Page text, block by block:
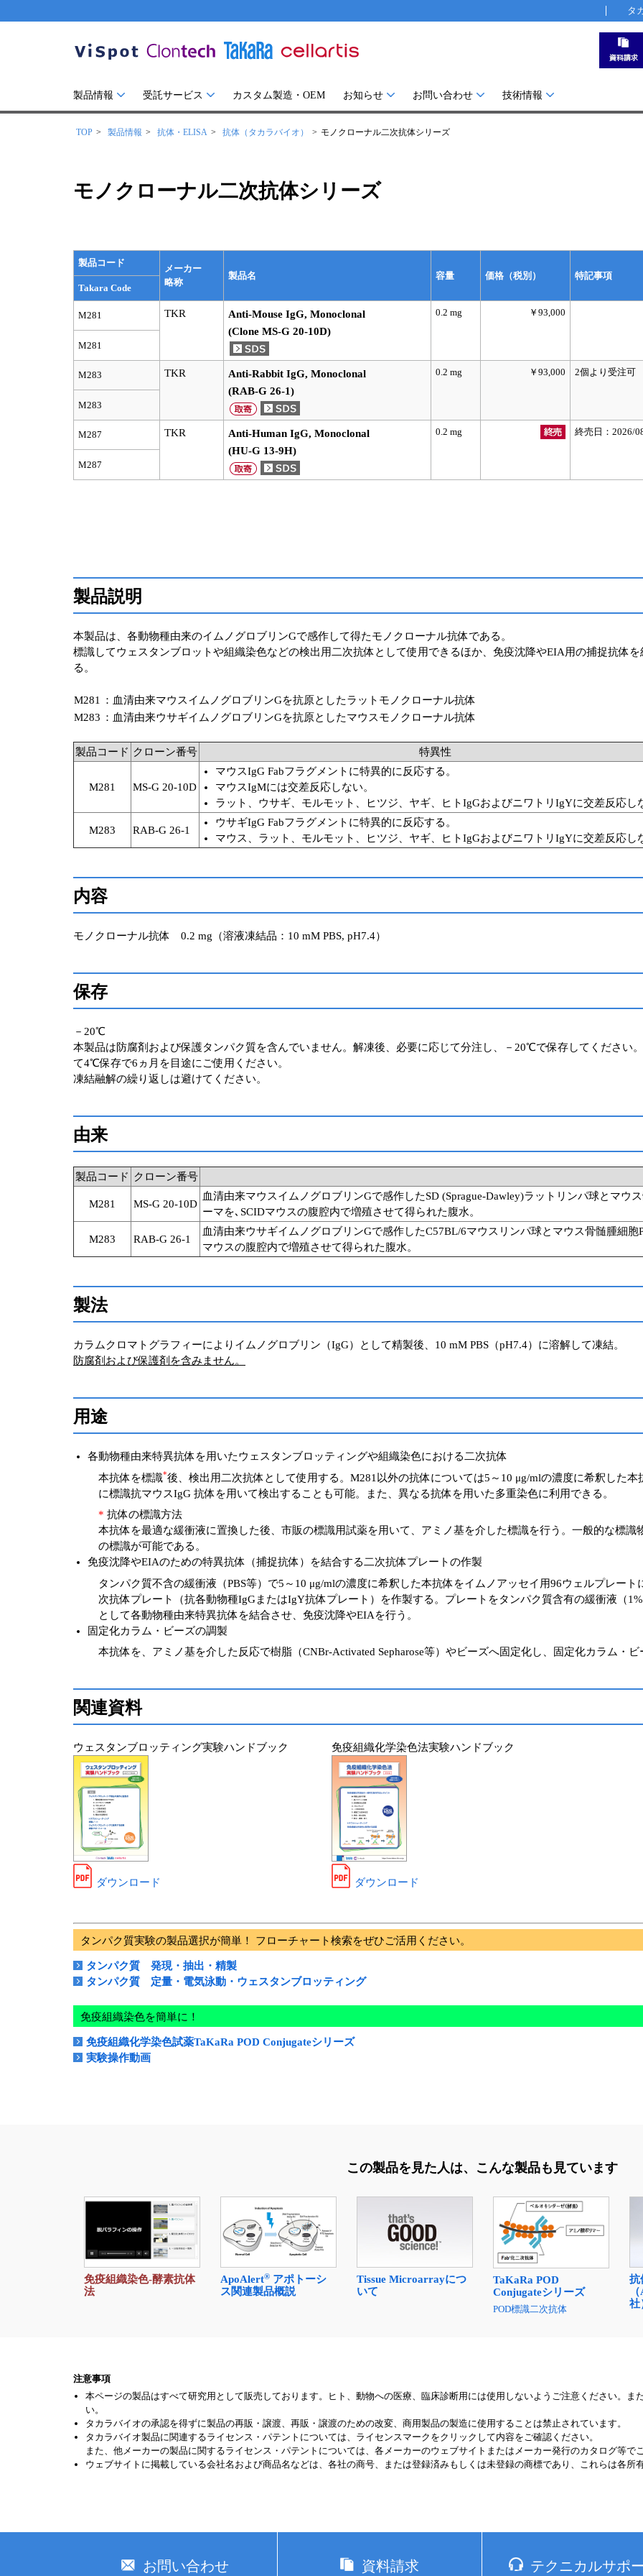
タ
製品情報 受託サービス カスタム製造・OEM お知らせ お問い合わせ 技術情報
TOP 製品情報 抗体・ELISA 抗体（タカラバイオ） モノクローナル二次抗体シリーズ
モノクローナル二次抗体シリーズ
製品コード
メーカー
略称
製品名 容量 価格（税別） 特記事項
Takara Code
M281 TKR
Anti-Mouse IgG, Monoclonal
(Clone MS-G 20-10D)
0.2 mg
￥93,000
M281
M283 TKR
Anti-Rabbit IgG, Monoclonal
(RAB-G 26-1)
0.2 mg ￥93,000
2個より受注可
M283
M287 TKR
Anti-Human IgG, Monoclonal
(HU-G 13-9H)
0.2 mg
終売日：2026/
M287
製品説明
本製品は、各動物種由来のイムノグロブリンGで感作して得たモノクローナル抗体である。
標識してウェスタンブロットや組織染色などの検出用二次抗体として使用できるほか、免疫沈降やEIA用の捕捉抗体
る。
M281
：血清由来マウスイムノグロブリンGを抗原としたラットモノクローナル抗体
M283 ：血清由来ウサギイムノグロブリンGを抗原としたマウスモノクローナル抗体
製品コード クローン番号 特異性
M281 MS-G 20-10D
マウスIgG Fabフラグメントに特異的に反応する。
マウスIgMには交差反応しない。
ラット、ウサギ、モルモット、ヒツジ、ヤギ、ヒトIgGおよびニワトリIgYに交差反応し
M283 RAB-G 26-1
ウサギIgG Fabフラグメントに特異的に反応する。
マウス、ラット、モルモット、ヒツジ、ヤギ、ヒトIgGおよびニワトリIgYに交差反応し
内容
モノクローナル抗体 0.2 mg（溶液凍結品：10 mM PBS, pH7.4）
保存
－20℃
本製品は防腐剤および保護タンパク質を含んでいません。解凍後、必要に応じて分注し、－20℃で保存してください
て4℃保存で6ヵ月を目途にご使用ください。
凍結融解の繰り返しは避けてください。
由来
製品コード クローン番号
M281 MS-G 20-10D
血清由来マウスイムノグロブリンGで感作したSD (Sprague-Dawley)ラットリンパ球とマウ
ーマを､SCIDマウスの腹腔内で増殖させて得られた腹水。
M283 RAB-G 26-1
血清由来ウサギイムノグロブリンGで感作したC57BL/6マウスリンパ球とマウス骨髄腫細
マウスの腹腔内で増殖させて得られた腹水。
製法
カラムクロマトグラフィーによりイムノグロブリン（IgG）として精製後、10 mM PBS（pH7.4）に溶解して凍結。
防腐剤および保護剤を含みません。
用途
各動物種由来特異抗体を用いたウェスタンブロッティングや組織染色における二次抗体
本抗体を標識*後、検出用二次抗体として使用する。M281以外の抗体については5～10 μg/mlの濃度に希釈した
に標識抗マウスIgG 抗体を用いて検出することも可能。また、異なる抗体を用いた多重染色に利用できる。
* 抗体の標識方法
本抗体を最適な緩衝液に置換した後、市販の標識用試薬を用いて、アミノ基を介した標識を行う。一般的な標
の標識が可能である。
免疫沈降やEIAのための特異抗体（捕捉抗体）を結合する二次抗体プレートの作製
タンパク質不含の緩衝液（PBS等）で5～10 μg/mlの濃度に希釈した本抗体をイムノアッセイ用96ウェルプレー
次抗体プレート（抗各動物種IgGまたはIgY抗体プレート）を作製する。プレートをタンパク質含有の緩衝液（
として各動物種由来特異抗体を結合させ、免疫沈降やEIAを行う。
固定化カラム・ビーズの調製
本抗体を、アミノ基を介した反応で樹脂（CNBr-Activated Sepharose等）やビーズへ固定化し、固定化カラム・ビ
関連資料
ウェスタンブロッティング実験ハンドブック
ダウンロード
免疫組織化学染色法実験ハンドブック
ダウンロード
タンパク質実験の製品選択が簡単！ フローチャート検索をぜひご活用ください。
タンパク質 発現・抽出・精製
タンパク質 定量・電気泳動・ウェスタンブロッティング
免疫組織染色を簡単に！
免疫組織化学染色試薬TaKaRa POD Conjugateシリーズ
実験操作動画
この製品を見た人は、 こんな製品も見ています
免疫組織染色-酵素抗体
法
ApoAlert® アポトーシ
ス関連製品概説
Tissue Microarrayにつ
いて
TaKaRa POD
Conjugateシリーズ
POD標識二次抗体
抗
社
注意事項
本ページの製品はすべて研究用として販売しております。ヒト、動物への医療、臨床診断用には使用しないようご注意ください。ま
い。
タカラバイオの承認を得ずに製品の再販・譲渡、再販・譲渡のための改変、商用製品の製造に使用することは禁止されています。
タカラバイオ製品に関連するライセンス・パテントについては、ライセンスマークをクリックして内容をご確認ください。
また、他メーカーの製品に関するライセンス・パテントについては、各メーカーのウェブサイトまたはメーカー発行のカタログ等で
ウェブサイトに掲載している会社名および商品名などは、各社の商号、または登録済みもしくは未登録の商標であり、これらは各所
お問い合わせ 資料請求 テクニカルサポ